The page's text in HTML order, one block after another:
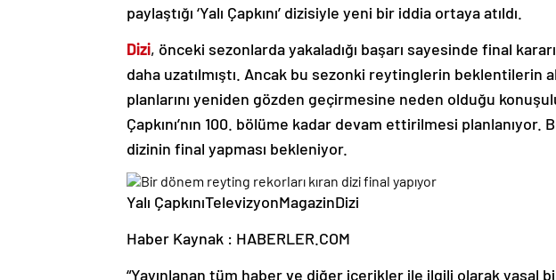
paylaştığı ‘Yalı Çapkını’ dizisiyle yeni bir iddia ortaya atıldı.
Dizi, önceki sezonlarda yakaladığı başarı sayesinde final
daha uzatılmıştı. Ancak bu sezonki reytinglerin beklentilerin
planlarını yeniden gözden geçirmesine neden olduğu
Çapkını’nın 100. bölüme kadar devam ettirilmesi planlanıyor.
dizinin final yapması bekleniyor.
Yalı ÇapkınıTelevizyonMagazinDizi
Haber Kaynak : HABERLER.COM
“Yayınlanan tüm haber ve diğer içerikler ile ilgili olarak yasal